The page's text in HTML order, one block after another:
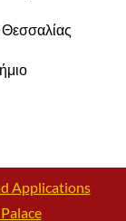
Applications